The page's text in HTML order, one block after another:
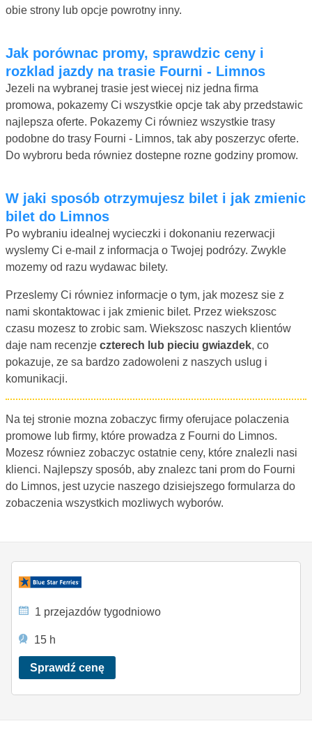
obie strony lub opcje powrotny inny.
Jak porównac promy, sprawdzic ceny i
rozklad jazdy na trasie Fourni - Limnos
Jezeli na wybranej trasie jest wiecej niz jedna firma
promowa, pokazemy Ci wszystkie opcje tak aby przedstawic
najlepsza oferte. Pokazemy Ci równiez wszystkie trasy
podobne do trasy Fourni - Limnos, tak aby poszerzyc oferte.
Do wybroru beda równiez dostepne rozne godziny promow.
W jaki sposób otrzymujesz bilet i jak zmienic
bilet do Limnos
Po wybraniu idealnej wycieczki i dokonaniu rezerwacji
wyslemy Ci e-mail z informacja o Twojej podrózy. Zwykle
mozemy od razu wydawac bilety.
Przeslemy Ci równiez informacje o tym, jak mozesz sie z
nami skontaktowac i jak zmienic bilet. Przez wiekszosc
czasu mozesz to zrobic sam. Wiekszosc naszych klientów
daje nam recenzje czterech lub pieciu gwiazdek, co
pokazuje, ze sa bardzo zadowoleni z naszych uslug i
komunikacji.
Na tej stronie mozna zobaczyc firmy oferujace polaczenia
promowe lub firmy, które prowadza z Fourni do Limnos.
Mozesz równiez zobaczyc ostatnie ceny, które znalezli nasi
klienci. Najlepszy sposób, aby znalezc tani prom do Fourni
do Limnos, jest uzycie naszego dzisiejszego formularza do
zobaczenia wszystkich mozliwych wyborów.
1 przejazdów tygodniowo
15 h
Sprawdź cenę